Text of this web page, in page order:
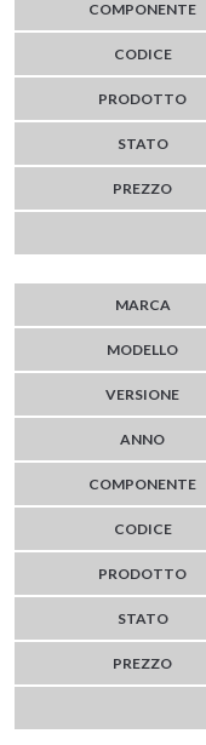
COMPONENTE
CODICE
PRODOTTO
STATO
PREZZO
MARCA
MODELLO
VERSIONE
ANNO
COMPONENTE
CODICE
PRODOTTO
STATO
PREZZO